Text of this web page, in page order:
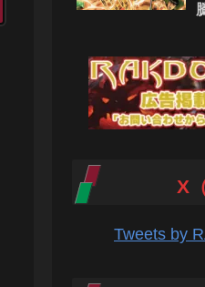
X
Tweets by